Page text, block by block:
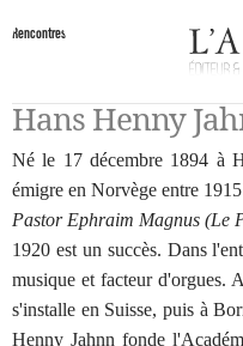
Rencontres
Hans Henny
Né le 17 décembre 1894 à
émigre en Norvège entre
Pastor Ephraim Magnus (Le
1920 est un succès. Dans
musique et facteur d'orgues.
s'installe en Suisse, puis à
Henny Jahnn fonde